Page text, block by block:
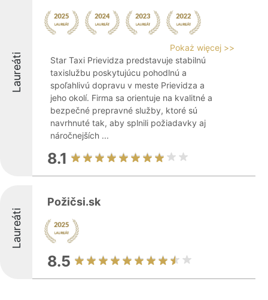
Laureáti
Pokaż więcej >>
Star Taxi Prievidza predstavuje stabilnú
taxislužbu poskytujúcu pohodlnú a
spoľahlivú dopravu v meste Prievidza a
jeho okolí. Firma sa orientuje na kvalitné a
bezpečné prepravné služby, ktoré sú
navrhnuté tak, aby splnili požiadavky aj
náročnejších ...
8.1
Laureáti
Požičsi.sk
8.5